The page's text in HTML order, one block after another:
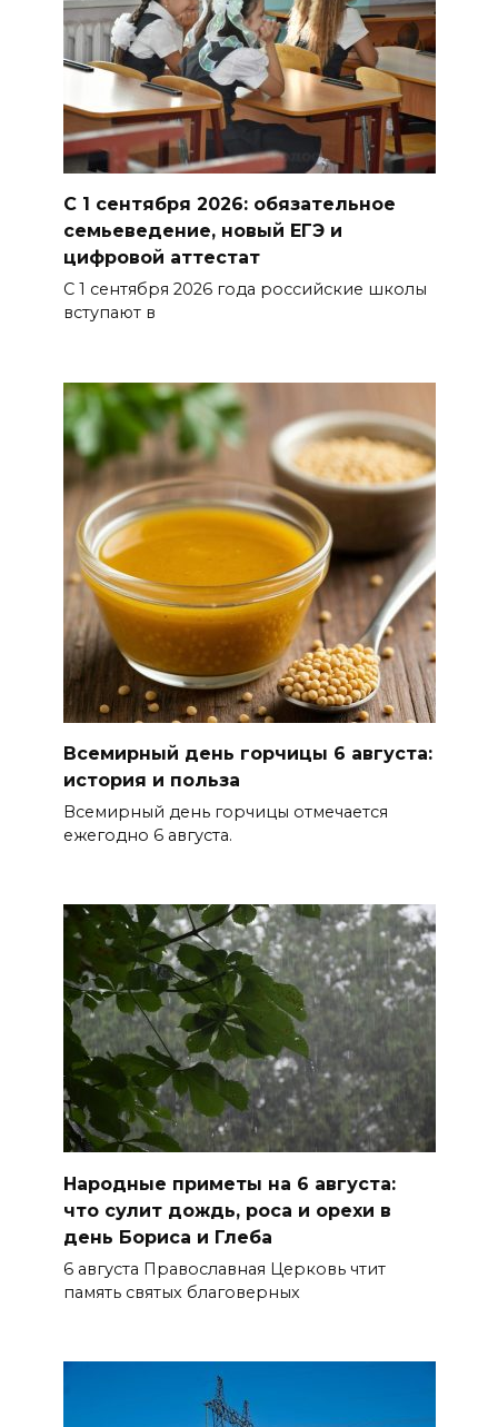
06 августа 2026 15:20
Александр Брод – о
современных подходах к
контролю за выборами и
подготовке наблюдателей на
Дону
06 августа 2026 15:12
В донских школах к 1 сентября
В Ростовской области до
конца года откроют 49
спортивных объектов
06 августа 2026 15:01
Россияне сообщают о
массовом сбое в работе
нескольких приложений
06 августа 2026 14:35
В Советском районе Ростова
из-за порыва на водоводе
ограничили подачу воды
06 августа 2026 14:33
старше 65 лет
06 августа 2026 14:30
Традиции семьи года
06 августа 2026 14:28
Таганрогский театр: пока
опущен занавес
БОЛЬШЕ НОВОСТЕЙ
С 1 сентября 2026: обязательное
семьеведение, новый ЕГЭ и
цифровой аттестат
С 1 сентября 2026 года российские школы
вступают в
Всемирный день горчицы 6 августа:
история и польза
Всемирный день горчицы отмечается
ежегодно 6 августа.
Народные приметы на 6 августа:
что сулит дождь, роса и орехи в
день Бориса и Глеба
6 августа Православная Церковь чтит
память святых благоверных